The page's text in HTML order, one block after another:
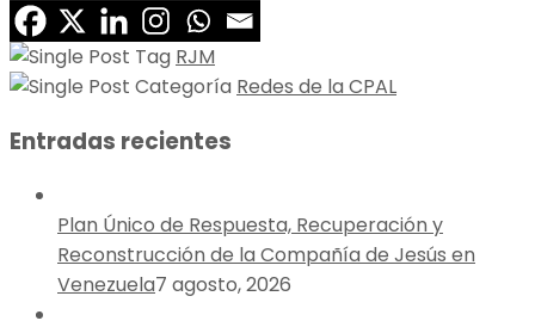
RJM
Redes de la CPAL
Entradas recientes
Plan Único de Respuesta, Recuperación y
Reconstrucción de la Compañía de Jesús en
Venezuela7 agosto, 2026